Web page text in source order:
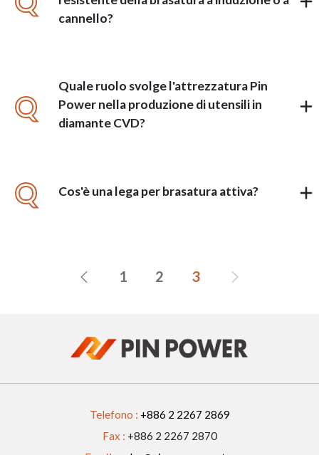
cannello?
Q
Quale ruolo svolge l'attrezzatura Pin
Power nella produzione di utensili in
diamante CVD?
Q Cos'è una lega per brasatura attiva?
1 2 3
Telefono : +886 2 2267 2869
Fax : +886 2 2267 2870